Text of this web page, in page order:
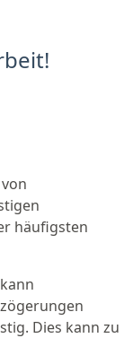
häufigsten
Dies kann zu